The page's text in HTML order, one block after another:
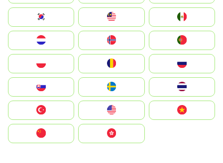
South Korea
United States
中國香港特別行政區